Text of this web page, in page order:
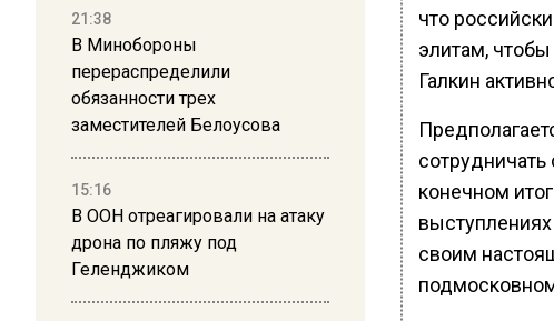
21:38
В Минобороны
перераспределили
обязанности трех
заместителей Белоусова
15:16
В ООН отреагировали на атаку
дрона по пляжу под
Геленджиком
что
элитам,
Галкин
конечном
своим